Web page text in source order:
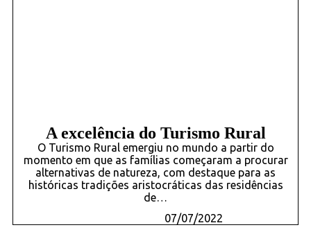
A excelência do Turismo Rural
O Turismo Rural emergiu no mundo a partir do
momento em que as famílias começaram a procurar
alternativas de natureza, com destaque para as
históricas tradições aristocráticas das residências
de…
07/07/2022